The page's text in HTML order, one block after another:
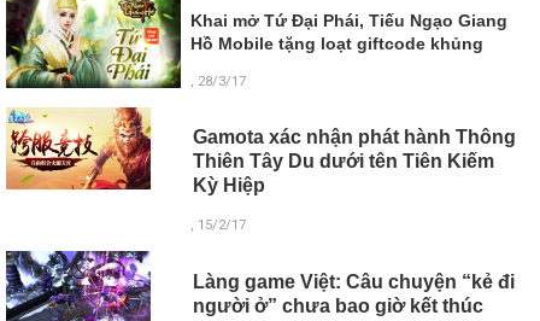
Khai mở Tứ Đại Phái, Tiếu Ngạo Giang
Hồ Mobile tặng loạt giftcode khủng
, 28/3/17
Gamota xác nhận phát hành Thông
Thiên Tây Du dưới tên Tiên Kiếm
Kỳ Hiệp
, 15/2/17
Làng game Việt: Câu chuyện “kẻ đi
người ở” chưa bao giờ kết thúc